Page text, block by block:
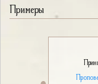
Примеры